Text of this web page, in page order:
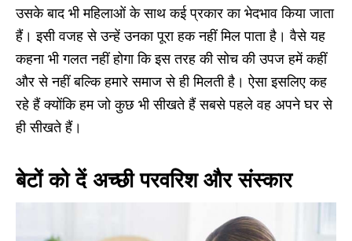
उसके बाद भी महिलाओं के साथ कई प्रकार का भेदभाव किया जाता
हैं। इसी वजह से उन्हें उनका पूरा हक नहीं मिल पाता है। वैसे यह
कहना भी गलत नहीं होगा कि इस तरह की सोच की उपज हमें कहीं
और से नहीं बल्कि हमारे समाज से ही मिलती है। ऐसा इसलिए कह
रहे हैं क्योंकि हम जो कुछ भी सीखते हैं सबसे पहले वह अपने घर से
ही सीखते हैं।
बेटों को दें अच्छी परवरिश और संस्कार